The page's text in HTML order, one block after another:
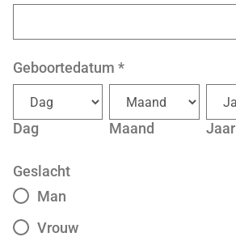
Geboortedatum *
Dag Maand Jaar
Geslacht
Man
Vrouw